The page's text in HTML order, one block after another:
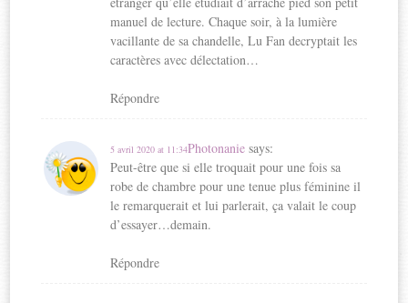
manuel de lecture. Chaque soir, à la lumière
vacillante de sa chandelle, Lu Fan decryptait les
caractères avec délectation…
Répondre
Photonanie says:
5 avril 2020 at 11:34
Peut-être que si elle troquait pour une fois sa
robe de chambre pour une tenue plus féminine il
le remarquerait et lui parlerait, ça valait le coup
d’essayer…demain.
Répondre